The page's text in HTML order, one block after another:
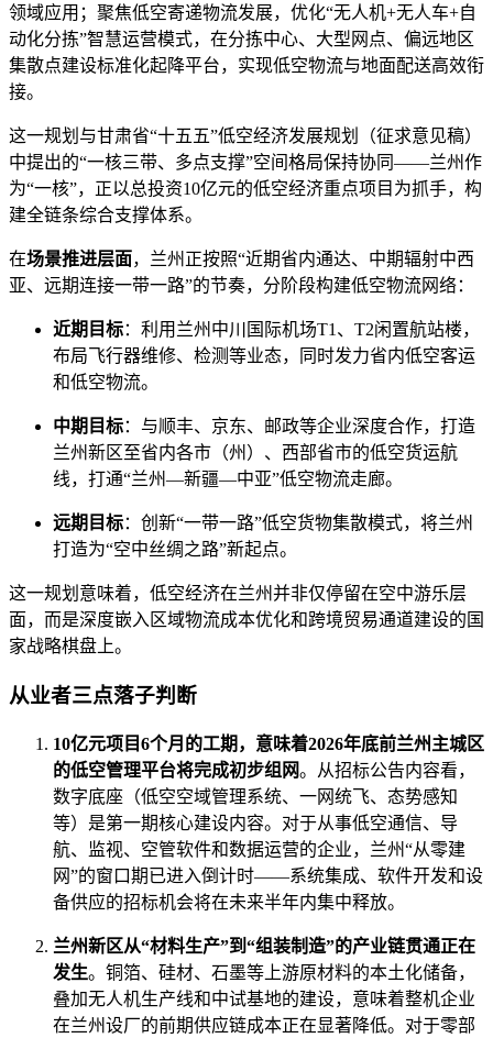
领域应用；聚焦低空寄递物流发展，优化“无人机+无人车+自
动化分拣”智慧运营模式，在分拣中心、大型网点、偏远地区
集散点建设标准化起降平台，实现低空物流与地面配送高效衔
接。
这一规划与甘肃省“十五五”低空经济发展规划（征求意见稿）
中提出的“一核三带、多点支撑”空间格局保持协同——兰州作
为“一核”，正以总投资10亿元的低空经济重点项目为抓手，构
建全链条综合支撑体系。
在场景推进层面，兰州正按照“近期省内通达、中期辐射中西
亚、远期连接一带一路”的节奏，分阶段构建低空物流网络：
近期目标：利用兰州中川国际机场T1、T2闲置航站楼，
布局飞行器维修、检测等业态，同时发力省内低空客运
和低空物流。
中期目标：与顺丰、京东、邮政等企业深度合作，打造
兰州新区至省内各市（州）、西部省市的低空货运航
线，打通“兰州—新疆—中亚”低空物流走廊。
远期目标：创新“一带一路”低空货物集散模式，将兰州
打造为“空中丝绸之路”新起点。
这一规划意味着，低空经济在兰州并非仅停留在空中游乐层
面，而是深度嵌入区域物流成本优化和跨境贸易通道建设的国
家战略棋盘上。
从业者三点落子判断
10亿元项目6个月的工期，意味着2026年底前兰州主城区
的低空管理平台将完成初步组网。从招标公告内容看，
数字底座（低空空域管理系统、一网统飞、态势感知
等）是第一期核心建设内容。对于从事低空通信、导
航、监视、空管软件和数据运营的企业，兰州“从零建
网”的窗口期已进入倒计时——系统集成、软件开发和设
备供应的招标机会将在未来半年内集中释放。
兰州新区从“材料生产”到“组装制造”的产业链贯通正在
发生。铜箔、硅材、石墨等上游原材料的本土化储备，
叠加无人机生产线和中试基地的建设，意味着整机企业
在兰州设厂的前期供应链成本正在显著降低。对于零部